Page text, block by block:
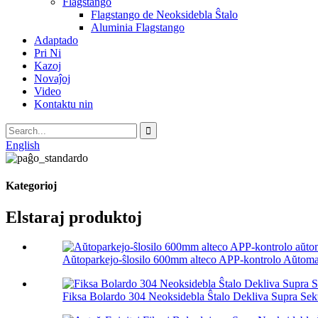
Flagstango de Neoksidebla Ŝtalo
Aluminia Flagstango
Adaptado
Pri Ni
Kazoj
Novaĵoj
Video
Kontaktu nin
English
Kategorioj
Elstaraj produktoj
Aŭtoparkejo-ŝlosilo 600mm alteco APP-kontrolo
Fiksa Bolardo 304 Neoksidebla Ŝtalo Dekliva Supra